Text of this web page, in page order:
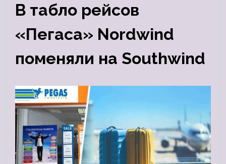
В табло рейсов
«Пегаса» Nordwind
поменяли на Southwind